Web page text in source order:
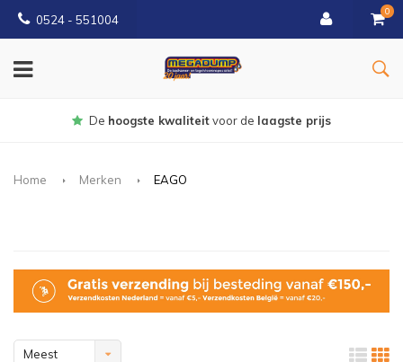
0524 - 551004
0
Gratisbezorgd vanaf €150
Home Merken EAGO
Meest